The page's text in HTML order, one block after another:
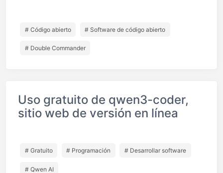
# Código abierto # Software de código abierto
# Double Commander
Uso gratuito de qwen3-coder,
sitio web de versión en línea
# Gratuito # Programación # Desarrollar software
# Qwen AI